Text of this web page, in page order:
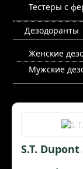
Тестеры с
Дезодоранты
Женские
Мужские
S.T.